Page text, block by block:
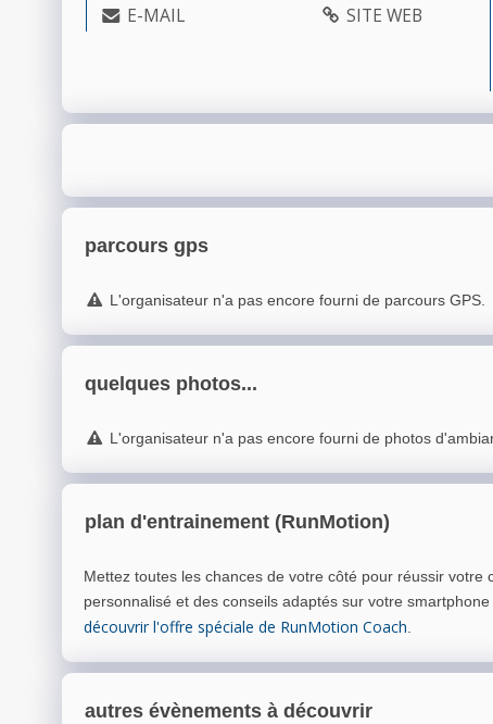
E-MAIL SITE WEB
parcours gps
L'organisateur n'a pas encore fourni de parcours GPS.
quelques photos...
L'organisateur n'a pas encore fourni de photos
plan d'entrainement (RunMotion)
Mettez toutes les chances de votre côté pour réussir
personnalisé et des conseils adaptés sur votre smartphone
découvrir l'offre spéciale de RunMotion Coach.
autres évènements à découvrir